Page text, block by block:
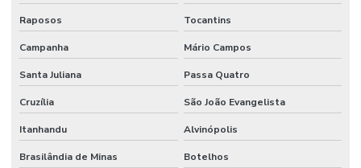
Raposos Tocantins
Campanha Mário Campos
Santa Juliana Passa Quatro
Cruzília São João Evangelista
Itanhandu Alvinópolis
Brasilândia de Minas Botelhos